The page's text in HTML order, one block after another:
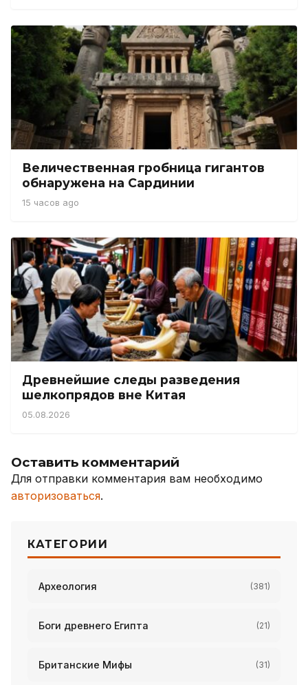
Величественная гробница гигантов
обнаружена на Сардинии
15 часов ago
Древнейшие следы разведения
шелкопрядов вне Китая
05.08.2026
Оставить комментарий
Для отправки комментария вам необходимо
авторизоваться.
КАТЕГОРИИ
Археология (381)
Боги древнего Египта (21)
Британские Мифы (31)